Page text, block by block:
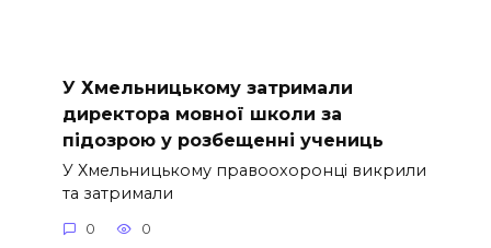
У Хмельницькому затримали
директора мовної школи за
підозрою у розбещенні учениць
У Хмельницькому правоохоронці викрили
та затримали
0 0